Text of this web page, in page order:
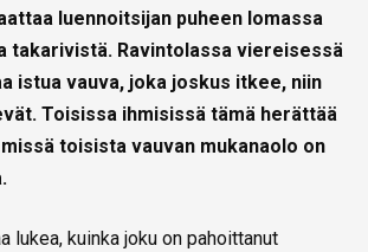
luennoitsijan puheen lomassa
takarivistä. Ravintolassa viereisessä
istua vauva, joka joskus itkee, niin
Toisissa ihmisissä tämä herättää
toisista vauvan mukanaolo on
lukea, kuinka joku on pahoittanut